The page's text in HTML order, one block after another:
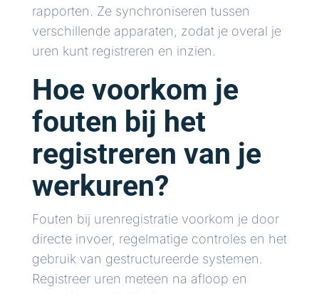
rapporten. Ze synchroniseren tussen
verschillende apparaten, zodat je overal je
uren kunt registreren en inzien.
Hoe voorkom je
fouten bij het
registreren van je
werkuren?
Fouten bij urenregistratie voorkom je door
directe invoer, regelmatige controles en het
gebruik van gestructureerde systemen.
Registreer uren meteen na afloop en